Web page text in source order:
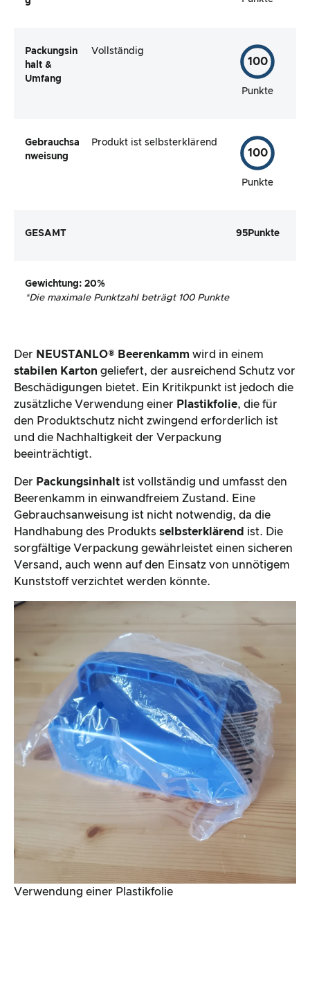
Packungsin
halt &
Umfang
Vollständig
100
Punkte
Gebrauchsa
nweisung
Produkt ist selbsterklärend
100
Punkte
GESAMT 95Punkte
Gewichtung: 20%
*Die maximale Punktzahl beträgt 100 Punkte
Der NEUSTANLO® Beerenkamm wird in einem
stabilen Karton geliefert, der ausreichend Schutz vor
Beschädigungen bietet. Ein Kritikpunkt ist jedoch die
zusätzliche Verwendung einer Plastikfolie, die für
den Produktschutz nicht zwingend erforderlich ist
und die Nachhaltigkeit der Verpackung
beeinträchtigt.
Der Packungsinhalt ist vollständig und umfasst den
Beerenkamm in einwandfreiem Zustand. Eine
Gebrauchsanweisung ist nicht notwendig, da die
Handhabung des Produkts selbsterklärend ist. Die
sorgfältige Verpackung gewährleistet einen sicheren
Versand, auch wenn auf den Einsatz von unnötigem
Kunststoff verzichtet werden könnte.
Verwendung einer Plastikfolie